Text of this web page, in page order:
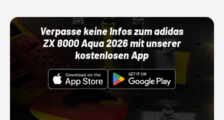
Verpasse keine Infos zum adidas
ZX 8000 Aqua 2026 mit unserer
kostenlosen App